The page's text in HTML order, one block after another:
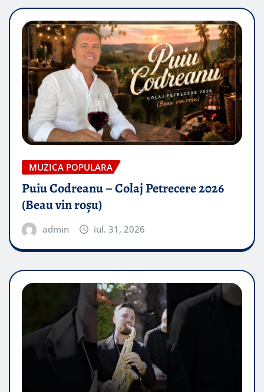
MUZICA POPULARA
Puiu Codreanu – Colaj Petrecere 2026
(Beau vin roșu)
admin iul. 31, 2026